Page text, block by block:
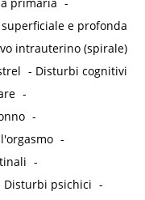
primaria -
e profonda
intrauterino (spirale)
- Disturbi cognitivi
-
-
-
-
Disturbi psichici -